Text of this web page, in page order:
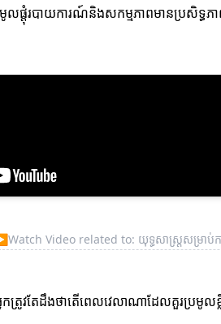
លផ្តុំរបាយការណ៍និងសកម្មភាពមានប្រសិទ្ធ
Watch Video related to: យុទ្ធសាស្ត្រសម្រាប់
រូវតែដឹងថាតើពេលវេលាណាដែលគួរប្រមូល